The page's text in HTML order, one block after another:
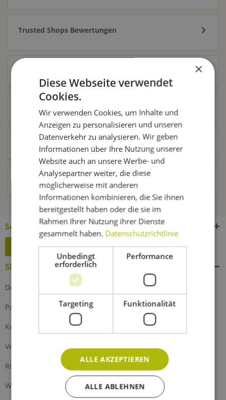
Trusted Shops Bewertungen
Kunden kauften auch
Kunden haben sich ebenfalls angesehen
Service Hotline
Widerruf erklären
Shop Service
Defektes Produkt
Partnerprogramm
Kontakt
Versand und Zahlung
Rückgabe
Widerrufsrecht
×
Diese Webseite verwendet
Cookies.
Wir verwenden Cookies, um Inhalte und
Anzeigen zu personalisieren und unseren
Datenverkehr zu analysieren. Wir geben
Informationen über Ihre Nutzung unserer
Website auch an unsere Werbe- und
Analysepartner weiter, die diese
möglicherweise mit anderen
Informationen kombinieren, die Sie ihnen
bereitgestellt haben oder die sie im
Rahmen Ihrer Nutzung ihrer Dienste
gesammelt haben. Datenschutzrichtlinie
Unbedingt
erforderlich
Performance
Targeting Funktionalität
ALLE AKZEPTIEREN
ALLE ABLEHNEN